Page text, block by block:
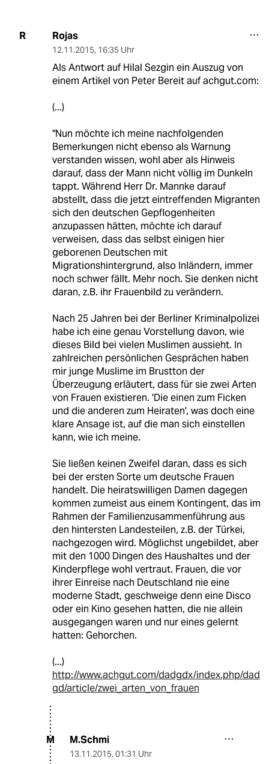
R Rojas
12.11.2015, 16:35 Uhr
Als Antwort auf Hilal Sezgin ein Auszug von
einem Artikel von Peter Bereit auf achgut.com:
(...)
"Nun möchte ich meine nachfolgenden
Bemerkungen nicht ebenso als Warnung
verstanden wissen, wohl aber als Hinweis
darauf, dass der Mann nicht völlig im Dunkeln
tappt. Während Herr Dr. Mannke darauf
abstellt, dass die jetzt eintreffenden Migranten
sich den deutschen Gepflogenheiten
anzupassen hätten, möchte ich darauf
verweisen, dass das selbst einigen hier
geborenen Deutschen mit
Migrationshintergrund, also Inländern, immer
noch schwer fällt. Mehr noch. Sie denken nicht
daran, z.B. ihr Frauenbild zu verändern.
Nach 25 Jahren bei der Berliner Kriminalpolizei
habe ich eine genau Vorstellung davon, wie
dieses Bild bei vielen Muslimen aussieht. In
zahlreichen persönlichen Gesprächen haben
mir junge Muslime im Brustton der
Überzeugung erläutert, dass für sie zwei Arten
von Frauen existieren. 'Die einen zum Ficken
und die anderen zum Heiraten', was doch eine
klare Ansage ist, auf die man sich einstellen
kann, wie ich meine.
Sie ließen keinen Zweifel daran, dass es sich
bei der ersten Sorte um deutsche Frauen
handelt. Die heiratswilligen Damen dagegen
kommen zumeist aus einem Kontingent, das im
Rahmen der Familienzusammenführung aus
den hintersten Landesteilen, z.B. der Türkei,
nachgezogen wird. Möglichst ungebildet, aber
mit den 1000 Dingen des Haushaltes und der
Kinderpflege wohl vertraut. Frauen, die vor
ihrer Einreise nach Deutschland nie eine
moderne Stadt, geschweige denn eine Disco
oder ein Kino gesehen hatten, die nie allein
ausgegangen waren und nur eines gelernt
hatten: Gehorchen.
(...)
http://www.achgut.com/dadgdx/index.php/dad
gd/article/zwei_arten_von_frauen
M M.Schmi
13.11.2015, 01:31 Uhr